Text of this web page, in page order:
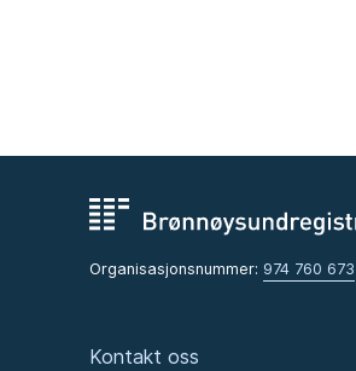
Organisasjonsnummer: 974 760 673
Kontakt oss